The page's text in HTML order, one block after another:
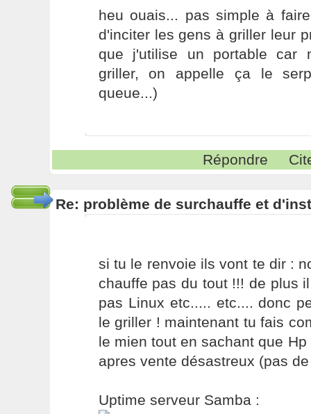
heu ouais... pas simple à
d'inciter les gens à griller leur
que j'utilise un portable car
griller, on appelle ça le
queue...)
Répondre
Re: problème de surchauffe et
si tu le renvoie ils vont te dir :
chauffe pas du tout !!! de plus
pas Linux etc..... etc.... donc
le griller ! maintenant tu fais
le mien tout en sachant que
apres vente désastreux (pas
Uptime serveur Samba :